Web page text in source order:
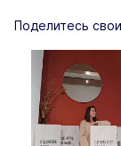
Поделитесь